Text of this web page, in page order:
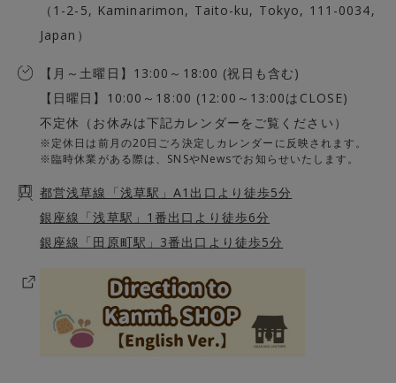
（1-2-5, Kaminarimon, Taito-ku, Tokyo, 111-0034,
Japan）
【月～土曜日】13:00～18:00 (祝日も含む)
【日曜日】10:00～18:00 (12:00～13:00はCLOSE)
不定休（お休みは下記カレンダーをご覧ください）
※定休日は前月の20日ごろ決定しカレンダーに反映されます。
※臨時休業がある際は、SNSやNewsでお知らせいたします。
都営浅草線「浅草駅」A1出口より徒歩5分
銀座線「浅草駅」1番出口より徒歩6分
銀座線「田原町駅」3番出口より徒歩5分